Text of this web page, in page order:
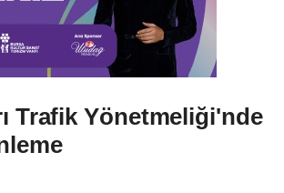
Trafik Yönetmeliği'nde